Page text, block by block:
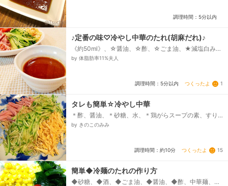
調理時間：5分以内
♪定番の味♡冷やし中華のたれ(胡麻だれ)♪
《約50ml》、☆醤油、☆酢、☆ごま油、★減塩白み
そ、★蜂蜜、★ピーナツクリーム
by 体脂肪率11%夫人
調理時間：5分以内 つくったよ 1
タレも簡単☆冷やし中華
＊酢、醤油、＊砂糖、水、＊鶏がらスープの素、すり
ごま、＊ごま油、冷やし中華生麺、ハム、きゅうり、
by きのこのみみ
調理時間：約10分 つくったよ 15
簡単◆冷麺のたれの作り方
◆砂糖、◆酒、◆ごま油、◆醤油、◆酢、中華麺、生